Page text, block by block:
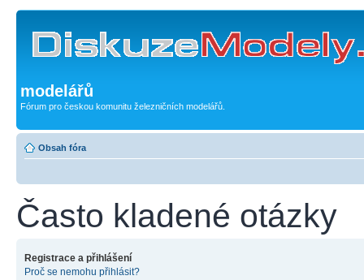
modelářů
Fórum pro českou komunitu železničních modelářů.
Obsah fóra
Často kladené otázky
Registrace a přihlášení
Proč se nemohu přihlásit?